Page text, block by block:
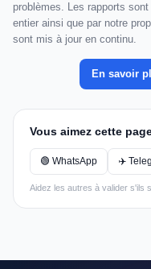
problèmes. Les rapports
entier ainsi que par notre
sont mis à jour en continu.
En savoir
Vous aimez cette
🟢 WhatsApp ✈️
Aidez les autres à valider s'ils